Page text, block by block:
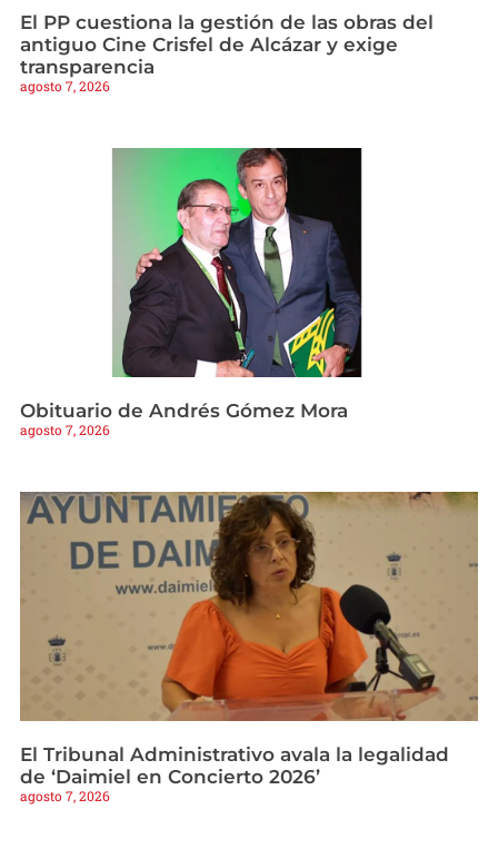
El PP cuestiona la gestión de las obras del
antiguo Cine Crisfel de Alcázar y exige
transparencia
agosto 7, 2026
Obituario de Andrés Gómez Mora
agosto 7, 2026
El Tribunal Administrativo avala la legalidad
de ‘Daimiel en Concierto 2026’
agosto 7, 2026